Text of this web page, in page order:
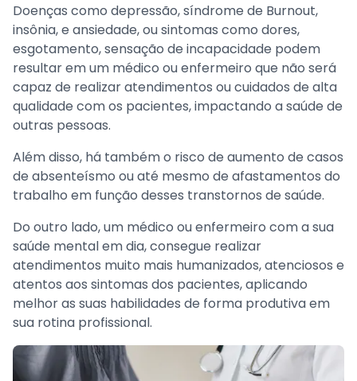
Doenças como depressão, síndrome de Burnout,
insônia, e ansiedade, ou sintomas como dores,
esgotamento, sensação de incapacidade podem
resultar em um médico ou enfermeiro que não será
capaz de realizar atendimentos ou cuidados de alta
qualidade com os pacientes, impactando a saúde de
outras pessoas.
Além disso, há também o risco de aumento de casos
de absenteísmo ou até mesmo de afastamentos do
trabalho em função desses transtornos de saúde.
Do outro lado, um médico ou enfermeiro com a sua
saúde mental em dia, consegue realizar
atendimentos muito mais humanizados, atenciosos e
atentos aos sintomas dos pacientes, aplicando
melhor as suas habilidades de forma produtiva em
sua rotina profissional.